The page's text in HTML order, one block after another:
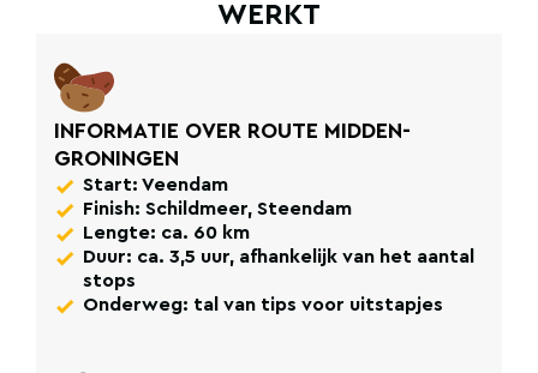
WERKT
INFORMATIE OVER ROUTE MIDDEN-
GRONINGEN
Start: Veendam
Finish: Schildmeer, Steendam
Lengte: ca. 60 km
Duur: ca. 3,5 uur, afhankelijk van het aantal
stops
Onderweg: tal van tips voor uitstapjes